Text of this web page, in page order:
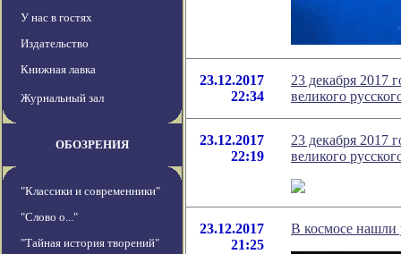
У нас в гостях
Издательство
Книжная лавка
Журнальный зал
ОБОЗРЕНИЯ
"Классики и современники"
"Слово о..."
"Тайная история творений"
23.12.2017
22:34
23 декабря 2017
великого
23.12.2017
22:19
23 декабря 2017
великого
23.12.2017
21:25
В космосе нашли